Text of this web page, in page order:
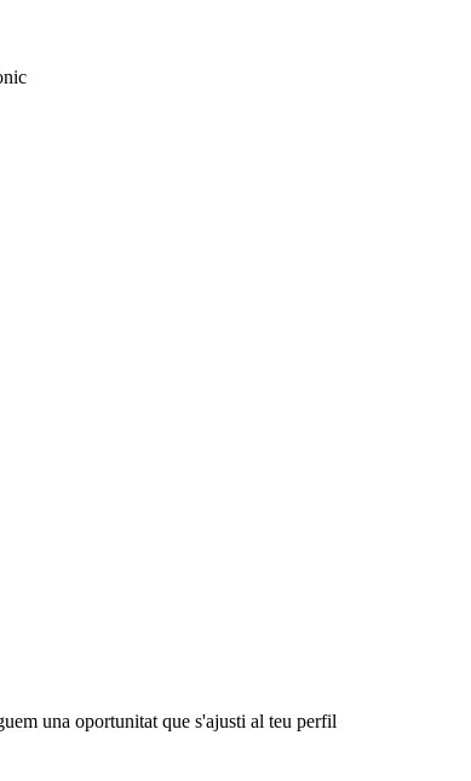
una oportunitat que s'ajusti al teu perfil